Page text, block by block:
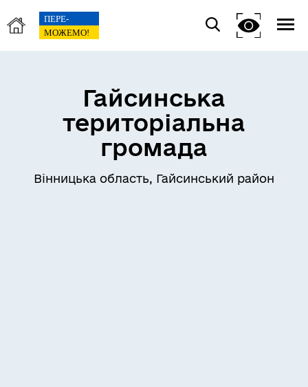
Гайсинська
територіальна
громада
Вінницька область, Гайсинський район